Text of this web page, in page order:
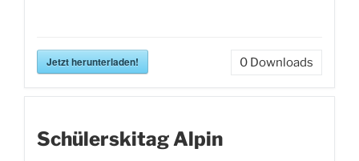
Jetzt herunterladen! 0 Downloads
Schülerskitag Alpin